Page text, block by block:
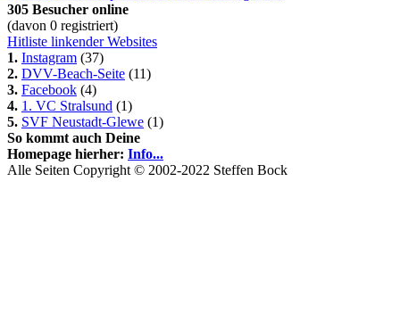
305 Besucher online
(davon 0 registriert)
Hitliste linkender Websites
1. Instagram (37)
2. DVV-Beach-Seite (11)
3. Facebook (4)
4. 1. VC Stralsund (1)
5. SVF Neustadt-Glewe (1)
So kommt auch Deine
Homepage hierher: Info...
Alle Seiten Copyright © 2002-2022 Steffen Bock